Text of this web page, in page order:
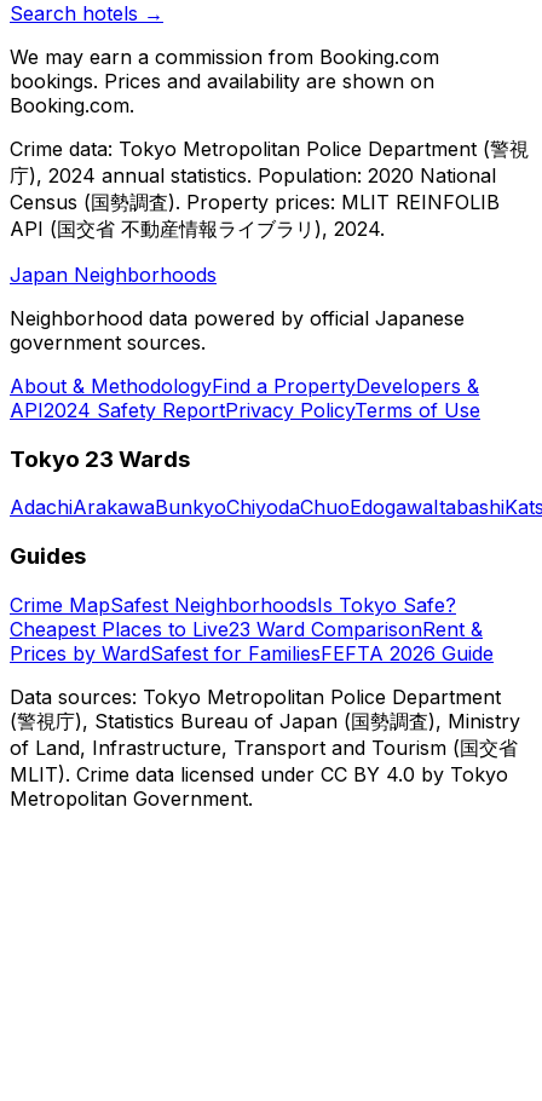
Search hotels →
We may earn a commission from Booking.com
bookings. Prices and availability are shown on
Booking.com.
Crime data: Tokyo Metropolitan Police Department (警視
庁), 2024 annual statistics. Population: 2020 National
Census (国勢調査). Property prices: MLIT REINFOLIB
API (国交省 不動産情報ライブラリ), 2024.
Japan Neighborhoods
Neighborhood data powered by official Japanese
government sources.
About & MethodologyFind a PropertyDevelopers &
API2024 Safety ReportPrivacy PolicyTerms of Use
Tokyo 23 Wards
AdachiArakawaBunkyoChiyodaChuoEdogawaItabashi
Guides
Crime MapSafest NeighborhoodsIs Tokyo Safe?
Cheapest Places to Live23 Ward ComparisonRent &
Prices by WardSafest for FamiliesFEFTA 2026 Guide
Data sources: Tokyo Metropolitan Police Department
(警視庁), Statistics Bureau of Japan (国勢調査), Ministry
of Land, Infrastructure, Transport and Tourism (国交省
MLIT). Crime data licensed under CC BY 4.0 by Tokyo
Metropolitan Government.